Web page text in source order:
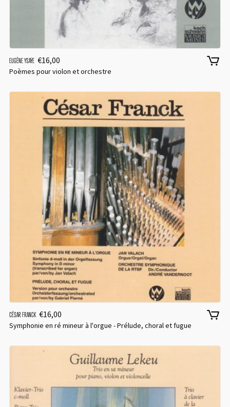
EUGÈNE YSAŸE €16,00
Poèmes pour violon et orchestre
CÉSAR FRANCK €16,00
Symphonie en ré mineur à l'orgue - Prélude, choral et fugue